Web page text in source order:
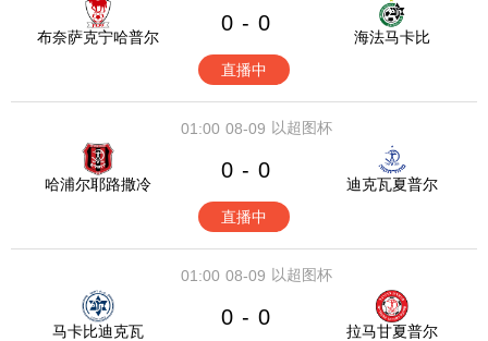
布奈萨克宁哈普尔
0 - 0
海法马卡比
直播中
08-09
01:00 以超图杯
哈浦尔耶路撒冷
0 - 0
迪克瓦夏普尔
直播中
08-09
01:00 以超图杯
马卡比迪克瓦
0 - 0
拉马甘夏普尔